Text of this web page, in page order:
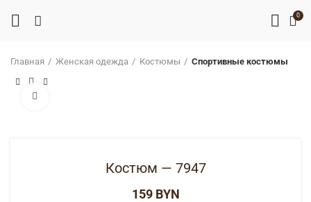
0
Главная Женская одежда Костюмы Спортивные костюмы
Костюм — 7947
BYN